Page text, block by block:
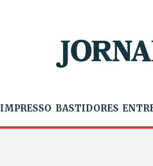
IMPRESSO BASTIDORES